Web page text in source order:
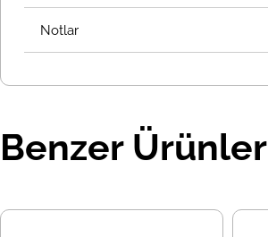
Notlar
Benzer Ürünler